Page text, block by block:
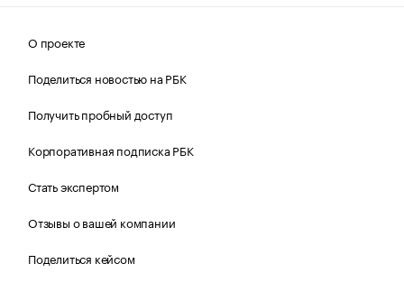
О проекте
Поделиться новостью на РБК
Получить пробный доступ
Корпоративная подписка РБК
Стать экспертом
Отзывы о вашей компании
Поделиться кейсом